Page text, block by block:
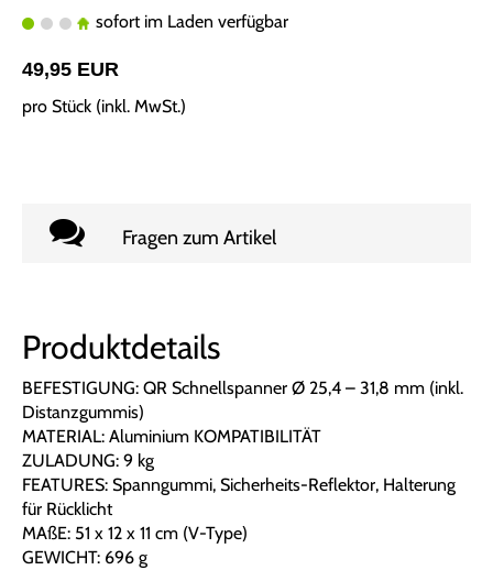
sofort im Laden verfügbar
49,95 EUR
pro Stück (inkl. MwSt.)
Fragen zum Artikel
Produktdetails
BEFESTIGUNG: QR Schnellspanner Ø 25,4 – 31,8 mm (inkl.
Distanzgummis)
MATERIAL: Aluminium KOMPATIBILITÄT
ZULADUNG: 9 kg
FEATURES: Spanngummi, Sicherheits-Reflektor, Halterung
für Rücklicht
MAßE: 51 x 12 x 11 cm (V-Type)
GEWICHT: 696 g